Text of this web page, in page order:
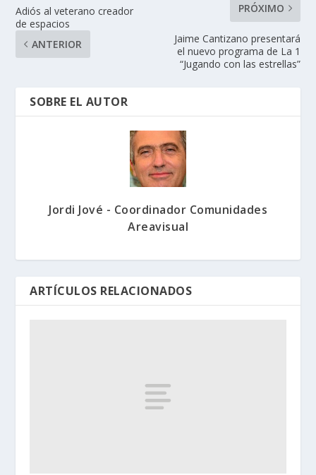
Adiós al veterano creador
de espacios
ANTERIOR
PRÓXIMO
Jaime Cantizano presentará
el nuevo programa de La 1
“Jugando con las estrellas”
SOBRE EL AUTOR
Jordi Jové - Coordinador Comunidades
Areavisual
ARTÍCULOS RELACIONADOS